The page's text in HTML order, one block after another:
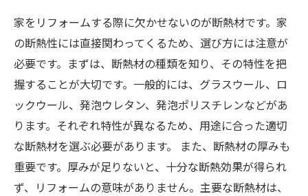
家をリフォームする際に欠かせないのが断熱材です。家
の断熱性には直接関わってくるため、選び方には注意が
必要です。まずは、断熱材の種類を知り、その特性を把
握することが大切です。一般的には、グラスウール、ロ
ックウール、発泡ウレタン、発泡ポリスチレンなどがあ
ります。それぞれ特性が異なるため、用途に合った適切
な断熱材を選ぶ必要があります。 また、断熱材の厚みも
重要です。厚みが足りないと、十分な断熱効果が得られ
ず、リフォームの意味がありません。主要な断熱材は、